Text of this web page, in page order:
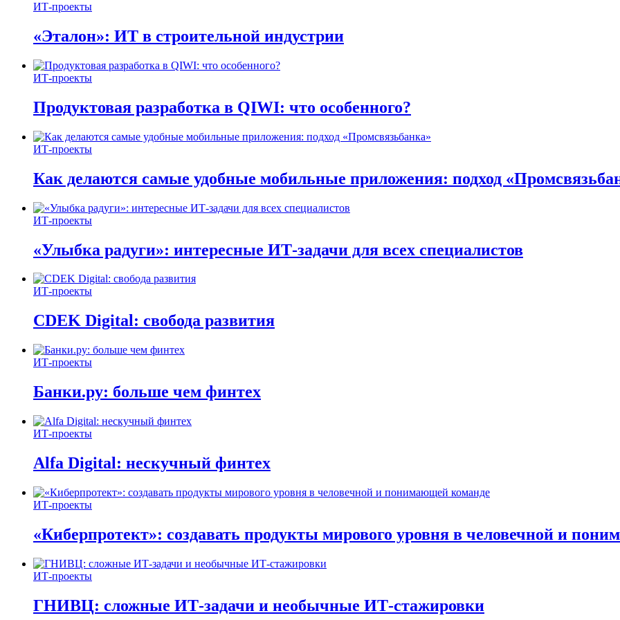
ИТ-проекты
«Эталон»: ИТ в строительной индустрии
ИТ-проекты
Продуктовая разработка в QIWI: что особенного?
ИТ-проекты
Как делаются самые удобные мобильные приложения: подход
ИТ-проекты
«Улыбка радуги»: интересные ИТ-задачи для всех специалистов
ИТ-проекты
CDEK Digital: свобода развития
ИТ-проекты
Банки.ру: больше чем финтех
ИТ-проекты
Alfa Digital: нескучный финтех
ИТ-проекты
«Киберпротект»: создавать продукты мирового уровня в человечной и
ИТ-проекты
ГНИВЦ: сложные ИТ‑задачи и необычные ИТ‑стажировки